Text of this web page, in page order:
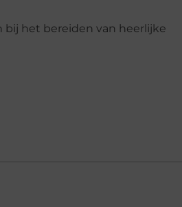
bij het bereiden van heerlijke